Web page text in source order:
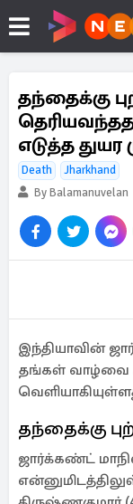
தந்தைக்கு
எடுத்த துயர
Death
Jharkhand
By Balamanuvelan
இந்தியாவின்
தங்கள் வாழ்வை
தந்தைக்கு
ஜார்க்கண்ட்